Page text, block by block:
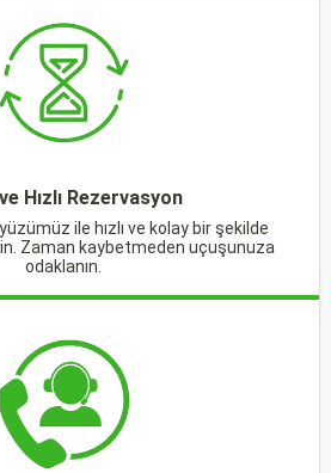
Hızlı Rezervasyon
ile hızlı ve kolay bir şekilde
Zaman kaybetmeden uçuşunuza
odaklanın.